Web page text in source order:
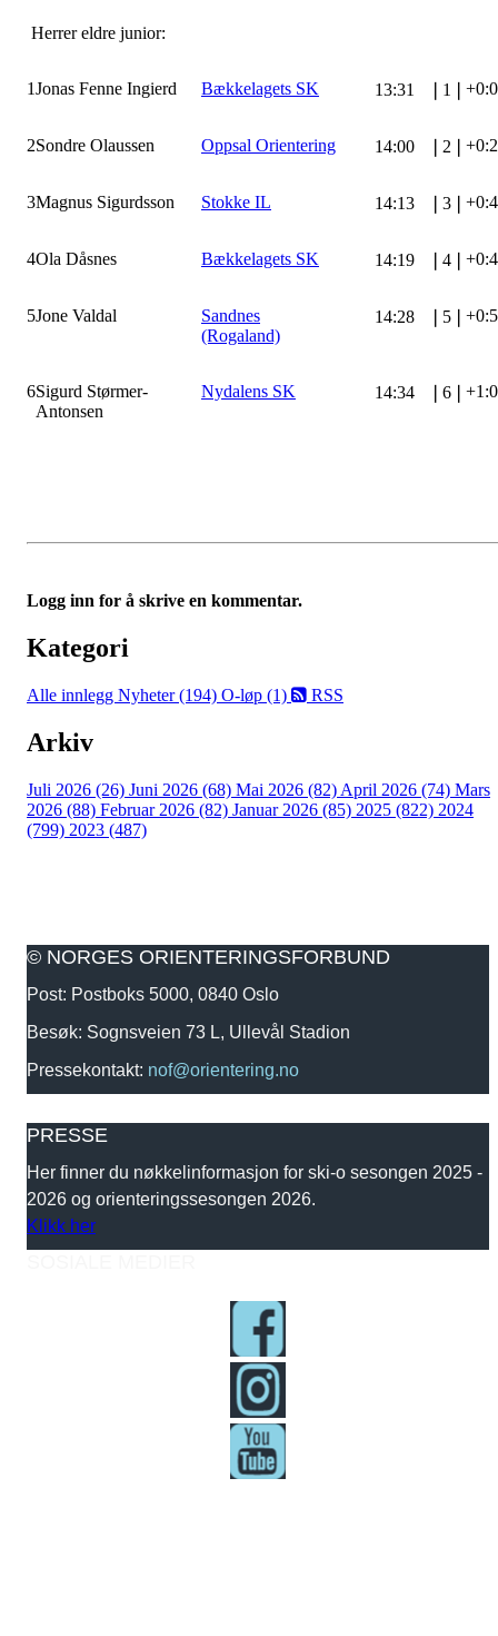
Herrer eldre junior:
1Jonas Fenne Ingierd Bækkelagets SK 13:31 1
2Sondre Olaussen Oppsal Orientering 14:00 2
3Magnus Sigurdsson Stokke IL 14:13 3
4Ola Dåsnes Bækkelagets SK 14:19 4
5Jone Valdal
Sandnes
(Rogaland)
14:28 5
6Sigurd Størmer-
Antonsen
Nydalens SK 14:34 6
Logg inn for å skrive en kommentar.
Kategori
Alle innlegg Nyheter (194) O-løp (1) RSS
Arkiv
Juli 2026 (26) Juni 2026 (68) Mai 2026 (82) April 2026 (74) Mars
2026 (88) Februar 2026 (82) Januar 2026 (85) 2025 (822) 2024
(799) 2023 (487)
© NORGES ORIENTERINGSFORBUND
Post: Postboks 5000, 0840 Oslo
Besøk: Sognsveien 73 L, Ullevål Stadion
Pressekontakt: nof@orientering.no
PRESSE
Her finner du nøkkelinformasjon for ski-o sesongen 2025 -
2026 og orienteringssesongen 2026.
Klikk her